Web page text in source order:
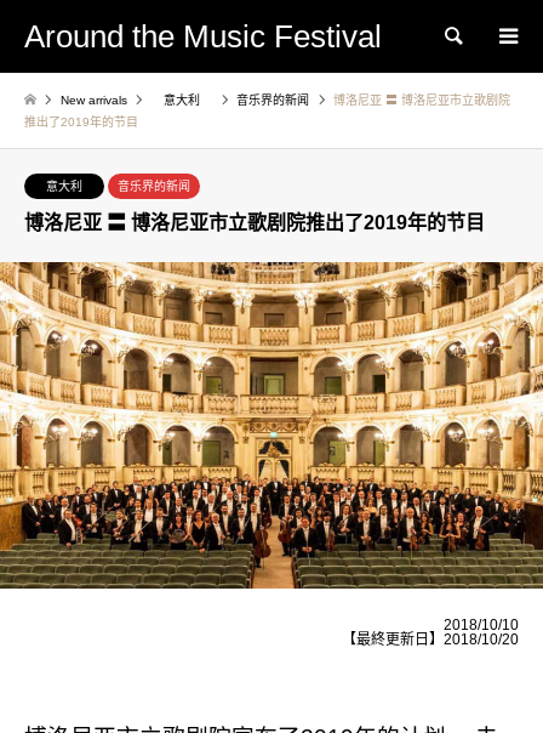
Around the Music Festival Search
New arrivals 意大利 音乐界的新闻
博洛尼亚 〓 博洛尼亚市立歌剧院
推出了2019年的节目
意大利 音乐界的新闻
博洛尼亚 〓 博洛尼亚市立歌剧院推出了2019年的节目
2018/10/10
【最終更新日】2018/10/20